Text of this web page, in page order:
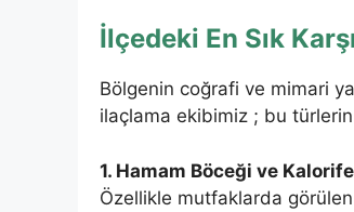
İlçedeki En Sık
Bölgenin coğrafi ve mimari
ilaçlama ekibimiz ; bu
1. Hamam Böceği ve
Özellikle mutfaklarda